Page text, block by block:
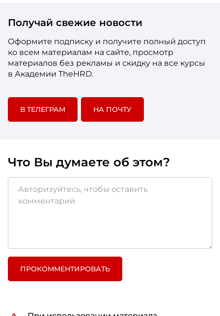
Получай свежие новости
Оформите подписку и получите полный доступ
ко всем материалам на сайте, просмотр
материалов без рекламы и скидку на все курсы
в Академии TheHRD.
В ТЕЛЕГРАМ НА ПОЧТУ
Что Вы думаете об этом?
ПРОКОММЕНТИРОВАТЬ